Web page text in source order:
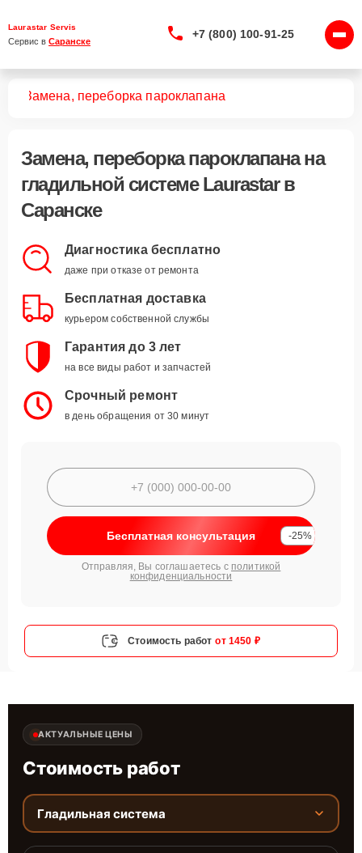
Laurastar Servis
Сервис в Саранске
+7 (800) 100-91-25
Замена, переборка пароклапана
Замена, переборка пароклапанана
гладильной системе Laurastar в
Саранске
Диагностика бесплатно
даже при отказе от ремонта
Бесплатная доставка
курьером собственной службы
Гарантия до 3 лет
на все виды работ и запчастей
Срочный ремонт
в день обращения от 30 минут
Бесплатная консультация -25%
Отправляя, Вы соглашаетесь с политикой
конфиденциальности
Стоимость работ от 1450 ₽
АКТУАЛЬНЫЕ ЦЕНЫ
Стоимость работ
Гладильная система